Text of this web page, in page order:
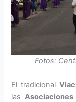
Fotos:
El tradicional
las